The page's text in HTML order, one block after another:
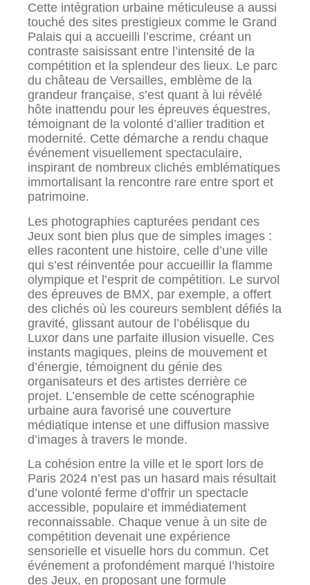
Cette intégration urbaine méticuleuse a aussi
touché des sites prestigieux comme le Grand
Palais qui a accueilli l’escrime, créant un
contraste saisissant entre l’intensité de la
compétition et la splendeur des lieux. Le parc
du château de Versailles, emblème de la
grandeur française, s’est quant à lui révélé
hôte inattendu pour les épreuves équestres,
témoignant de la volonté d’allier tradition et
modernité. Cette démarche a rendu chaque
événement visuellement spectaculaire,
inspirant de nombreux clichés emblématiques
immortalisant la rencontre rare entre sport et
patrimoine.
Les photographies capturées pendant ces
Jeux sont bien plus que de simples images :
elles racontent une histoire, celle d’une ville
qui s’est réinventée pour accueillir la flamme
olympique et l’esprit de compétition. Le survol
des épreuves de BMX, par exemple, a offert
des clichés où les coureurs semblent défiés la
gravité, glissant autour de l’obélisque du
Luxor dans une parfaite illusion visuelle. Ces
instants magiques, pleins de mouvement et
d’énergie, témoignent du génie des
organisateurs et des artistes derrière ce
projet. L’ensemble de cette scénographie
urbaine aura favorisé une couverture
médiatique intense et une diffusion massive
d’images à travers le monde.
La cohésion entre la ville et le sport lors de
Paris 2024 n’est pas un hasard mais résultait
d’une volonté ferme d’offrir un spectacle
accessible, populaire et immédiatement
reconnaissable. Chaque venue à un site de
compétition devenait une expérience
sensorielle et visuelle hors du commun. Cet
événement a profondément marqué l’histoire
des Jeux, en proposant une formule